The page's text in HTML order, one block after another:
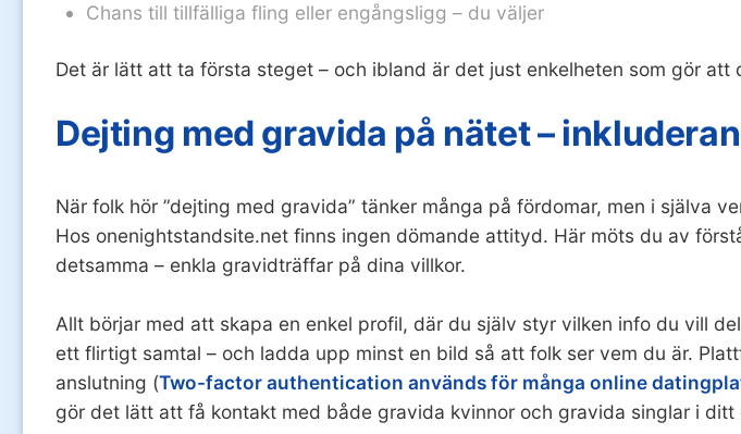
Chans till tillfälliga fling eller engångsligg – du väljer
Det är lätt att ta första steget – och ibland är det just enkelheten som gör
Dejting med gravida på nätet –
När folk hör ”dejting med gravida” tänker många på fördomar, men i själva
Hos onenightstandsite.net finns ingen dömande attityd. Här möts du av
detsamma – enkla gravidträffar på dina villkor.
Allt börjar med att skapa en enkel profil, där du själv styr vilken info du vill
ett flirtigt samtal – och ladda upp minst en bild så att folk ser vem du är.
anslutning (Two-factor authentication används för många online
gör det lätt att få kontakt med både gravida kvinnor och gravida singlar i ditt